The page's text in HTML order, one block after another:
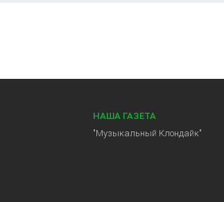
НАША ГАЗЕТА
"Музыкальный Клондайк"